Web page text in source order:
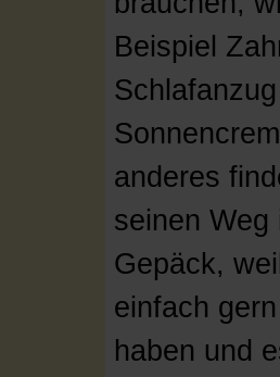
Beispiel
anderes
seinen Weg
Gepäck,
einfach
haben und